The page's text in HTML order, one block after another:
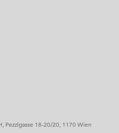
Pezzlgasse 18-20/20, 1170 Wien